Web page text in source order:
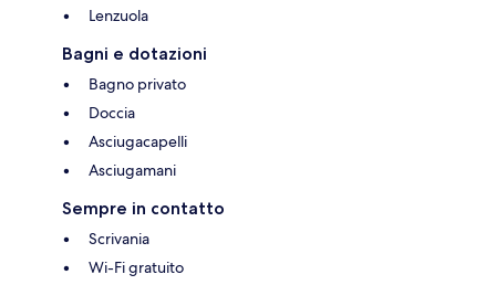
Lenzuola
Bagni e dotazioni
Bagno privato
Doccia
Asciugacapelli
Asciugamani
Sempre in contatto
Scrivania
Wi-Fi gratuito